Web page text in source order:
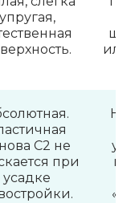
упругая,
или
C2 не
при
усадке